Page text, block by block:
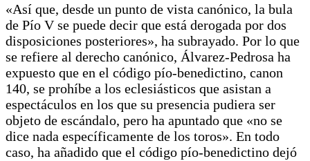
«Así que, desde un punto de vista canónico, la bula
de Pío V se puede decir que está derogada por dos
disposiciones posteriores», ha subrayado. Por lo que
se refiere al derecho canónico, Álvarez-Pedrosa ha
expuesto que en el código pío-benedictino, canon
140, se prohíbe a los eclesiásticos que asistan a
espectáculos en los que su presencia pudiera ser
objeto de escándalo, pero ha apuntado que «no se
dice nada específicamente de los toros». En todo
caso, ha añadido que el código pío-benedictino dejó